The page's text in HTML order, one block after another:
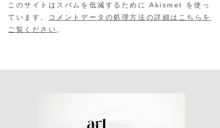
このサイトはスパムを低減するために Akismet を使っ
ています。
コメントデータの処理方法の詳細はこちらを
ご覧ください 。